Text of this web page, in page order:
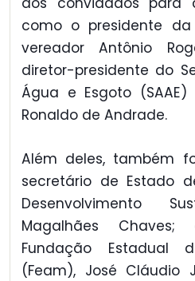
como o presidente da
vereador Antônio
diretor-presidente do
Água e Esgoto
Ronaldo de Andrade.
Além deles, também
secretário de Estado
Desenvolvimento
Magalhães
Fundação Estadual
(Feam), José Cláudio